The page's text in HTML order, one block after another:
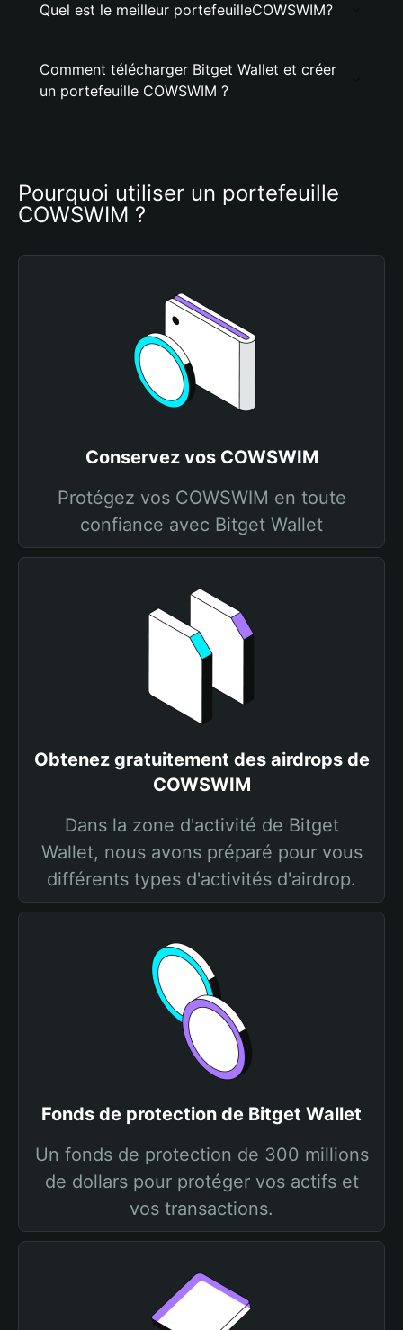
Quel est le meilleur portefeuilleCOWSWIM?
Comment télécharger Bitget Wallet et créer
un portefeuille COWSWIM ?
Pourquoi utiliser un portefeuille
COWSWIM ?
Conservez vos COWSWIM
Protégez vos COWSWIM en toute
confiance avec Bitget Wallet
Obtenez gratuitement des airdrops de
COWSWIM
Dans la zone d'activité de Bitget
Wallet, nous avons préparé pour vous
différents types d'activités d'airdrop.
Fonds de protection de Bitget Wallet
Un fonds de protection de 300 millions
de dollars pour protéger vos actifs et
vos transactions.